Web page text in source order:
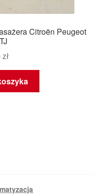
Citroën Peugeot
zł